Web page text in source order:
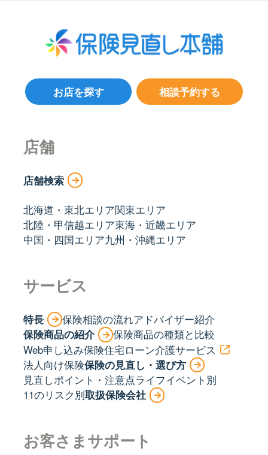
相談予約する
お店を探す
店舗
店舗検索
北海道・東北エリア関東エリア
北陸・甲信越エリア東海・近畿エリア
中国・四国エリア九州・沖縄エリア
サービス
特長 保険相談の流れアドバイザー紹介
保険商品の紹介
保険商品の種類と比較
Web申し込み保険住宅ローン介護サービス
法人向け保険保険の見直し・選び方
見直しポイント・注意点ライフイベント別
11のリスク別取扱保険会社
お客さまサポート